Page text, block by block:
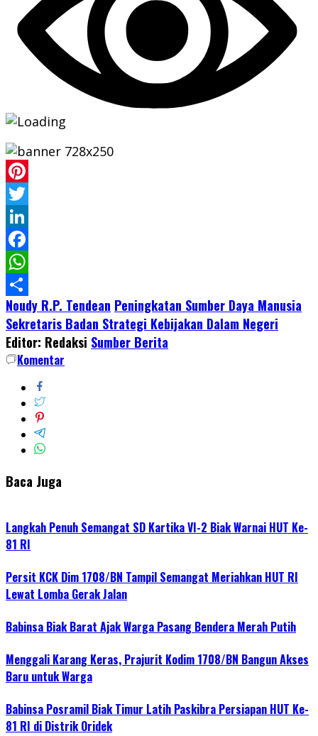
Pinterest
Twitter
LinkedIn
Facebook
WhatsApp
Share
Noudy R.P. Tendean Peningkatan Sumber Daya Manusia
Sekretaris Badan Strategi Kebijakan Dalam Negeri
Editor: Redaksi Sumber Berita
Komentar
Baca Juga
Langkah Penuh Semangat SD Kartika VI-2 Biak Warnai HUT Ke-
81 RI
Persit KCK Dim 1708/BN Tampil Semangat Meriahkan HUT RI
Lewat Lomba Gerak Jalan
Babinsa Biak Barat Ajak Warga Pasang Bendera Merah Putih
Menggali Karang Keras, Prajurit Kodim 1708/BN Bangun Akses
Baru untuk Warga
Babinsa Posramil Biak Timur Latih Paskibra Persiapan HUT Ke-
81 RI di Distrik Oridek